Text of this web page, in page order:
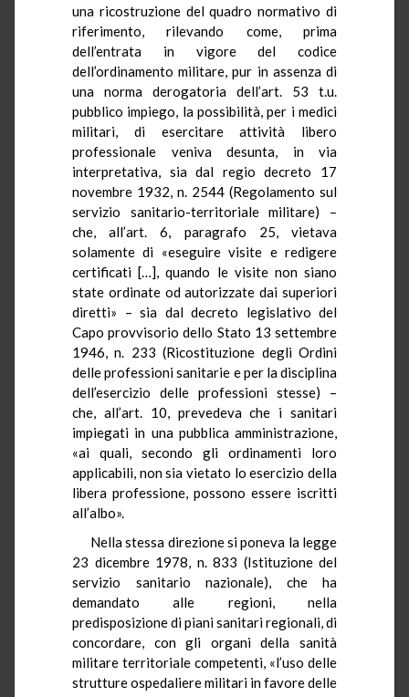
una ricostruzione del quadro normativo di
riferimento, rilevando come, prima
dell’entrata in vigore del codice
dell’ordinamento militare, pur in assenza di
una norma derogatoria dell’art. 53 t.u.
pubblico impiego, la possibilità, per i medici
militari, di esercitare attività libero
professionale veniva desunta, in via
interpretativa, sia dal regio decreto 17
novembre 1932, n. 2544 (Regolamento sul
servizio sanitario-territoriale militare) –
che, all’art. 6, paragrafo 25, vietava
solamente di «eseguire visite e redigere
certificati […], quando le visite non siano
state ordinate od autorizzate dai superiori
diretti» – sia dal decreto legislativo del
Capo provvisorio dello Stato 13 settembre
1946, n. 233 (Ricostituzione degli Ordini
delle professioni sanitarie e per la disciplina
dell’esercizio delle professioni stesse) –
che, all’art. 10, prevedeva che i sanitari
impiegati in una pubblica amministrazione,
«ai quali, secondo gli ordinamenti loro
applicabili, non sia vietato lo esercizio della
libera professione, possono essere iscritti
all’albo».
Nella stessa direzione si poneva la legge
23 dicembre 1978, n. 833 (Istituzione del
servizio sanitario nazionale), che ha
demandato alle regioni, nella
predisposizione di piani sanitari regionali, di
concordare, con gli organi della sanità
militare territoriale competenti, «l’uso delle
strutture ospedaliere militari in favore delle